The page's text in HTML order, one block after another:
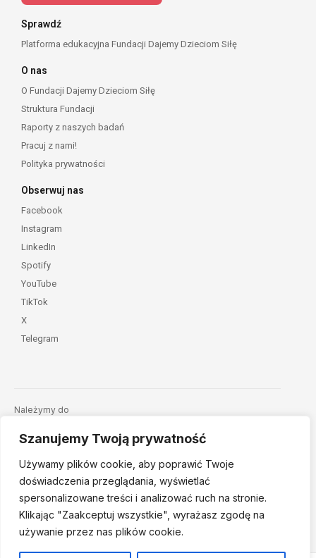
Szanujemy Twoją prywatność
Używamy plików cookie, aby poprawić Twoje
doświadczenia przeglądania, wyświetlać
spersonalizowane treści i analizować ruch na stronie.
Klikając "Zaakceptuj wszystkie", wyrażasz zgodę na
używanie przez nas plików cookie.
Sprawdź
Platforma edukacyjna Fundacji Dajemy Dzieciom Siłę
O nas
O Fundacji Dajemy Dzieciom Siłę
Struktura Fundacji
Raporty z naszych badań
Pracuj z nami!
Polityka prywatności
Obserwuj nas
Facebook
Instagram
LinkedIn
Spotify
YouTube
TikTok
X
Telegram
Należymy do
© 2026 Fundacja Dajemy Dzieciom Siłę • Projekt: nordmind.pl